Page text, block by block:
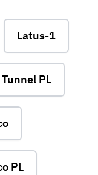
Latus-1
PL
PL